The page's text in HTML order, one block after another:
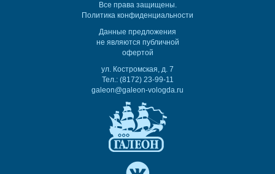
Все права защищены.
Политика конфиденциальности
Данные предложения
не являются публичной
офертой
ул. Костромская, д. 7
Тел.: (8172) 23-99-11
galeon@galeon-vologda.ru